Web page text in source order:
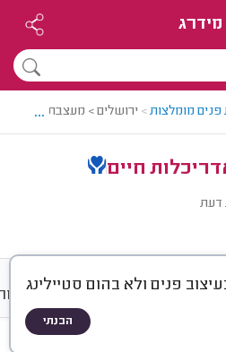
מידרג
מומלצות> ירושלים > מעצבת פנים
...
חיים
דעת
פנים ולא בהום סטיילינג
הבנתי
ממוצע גלריה